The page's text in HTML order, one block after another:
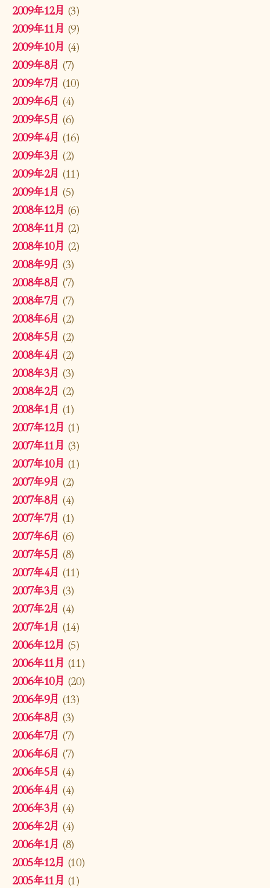
2009年12月 (3)
2009年11月 (9)
2009年10月 (4)
2009年8月 (7)
2009年7月 (10)
2009年6月 (4)
2009年5月 (6)
2009年4月 (16)
2009年3月 (2)
2009年2月 (11)
2009年1月 (5)
2008年12月 (6)
2008年11月 (2)
2008年10月 (2)
2008年9月 (3)
2008年8月 (7)
2008年7月 (7)
2008年6月 (2)
2008年5月 (2)
2008年4月 (2)
2008年3月 (3)
2008年2月 (2)
2008年1月 (1)
2007年12月 (1)
2007年11月 (3)
2007年10月 (1)
2007年9月 (2)
2007年8月 (4)
2007年7月 (1)
2007年6月 (6)
2007年5月 (8)
2007年4月 (11)
2007年3月 (3)
2007年2月 (4)
2007年1月 (14)
2006年12月 (5)
2006年11月 (11)
2006年10月 (20)
2006年9月 (13)
2006年8月 (3)
2006年7月 (7)
2006年6月 (7)
2006年5月 (4)
2006年4月 (4)
2006年3月 (4)
2006年2月 (4)
2006年1月 (8)
2005年12月 (10)
2005年11月 (1)